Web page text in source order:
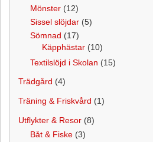
Mönster (12)
Sissel slöjdar (5)
Sömnad (17)
Käpphästar (10)
Textilslöjd i Skolan (15)
Trädgård (4)
Träning & Friskvård (1)
Utflykter & Resor (8)
Båt & Fiske (3)